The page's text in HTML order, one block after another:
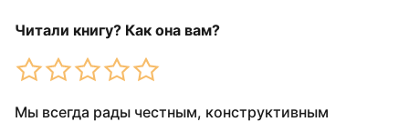
Читали книгу? Как она вам?
Мы всегда рады честным, конструктивным